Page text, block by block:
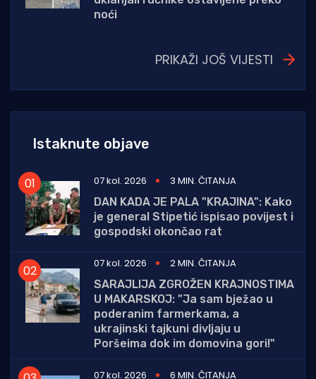
noći
PRIKAŽI JOŠ VIJESTI
Istaknute objave
07 kol. 2026
3 MIN. ČITANJA
DAN KADA JE PALA "KRAJINA": Kako
je general Stipetić ispisao povijest i
gospodski okončao rat
07 kol. 2026
2 MIN. ČITANJA
SARAJLIJA ZGROŽEN KRAJNOSTIMA
U MAKARSKOJ: "Ja sam bježao u
poderanim farmerkama, a
ukrajinski tajkuni divljaju u
Poršeima dok im domovina gori!"
07 kol. 2026 6 MIN. ČITANJA